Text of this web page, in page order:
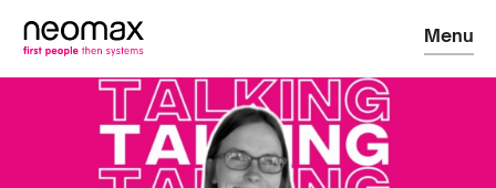
Menu